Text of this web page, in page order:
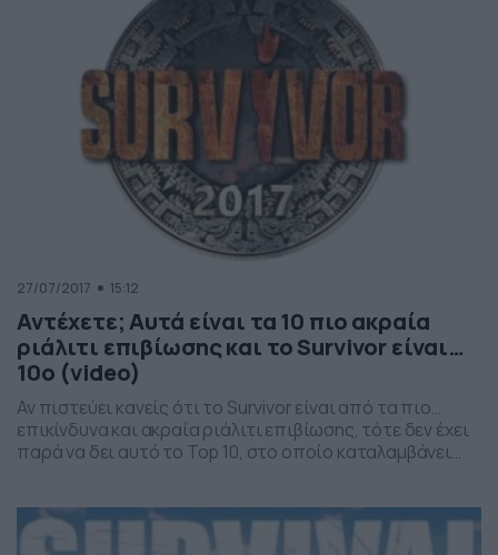
27/07/2017 15:12
Αντέχετε; Αυτά είναι τα 10 πιο ακραία
ριάλιτι επιβίωσης και το Survivor είναι…
10ο (video)
Αν πιστεύει κανείς ότι το Survivor είναι από τα πιο…
επικίνδυνα και ακραία ριάλιτι επιβίωσης, τότε δεν έχει
παρά να δει αυτό το Top 10, στο οποίο καταλαμβάνει
πρωτιά, θα… σηκώσει όλο το χαρτί της τηλεοπτικής
αγοράς. Το […]